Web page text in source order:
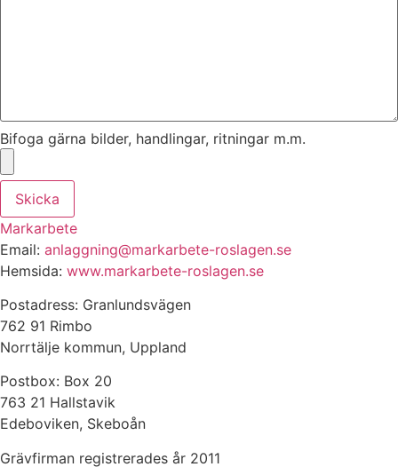
Bifoga gärna bilder, handlingar, ritningar m.m.
Skicka
Markarbete
Email: anlaggning@markarbete-roslagen.se
Hemsida: www.markarbete-roslagen.se
Postadress: Granlundsvägen
762 91 Rimbo
Norrtälje kommun, Uppland
Postbox: Box 20
763 21 Hallstavik
Edeboviken, Skeboån
Grävfirman registrerades år 2011